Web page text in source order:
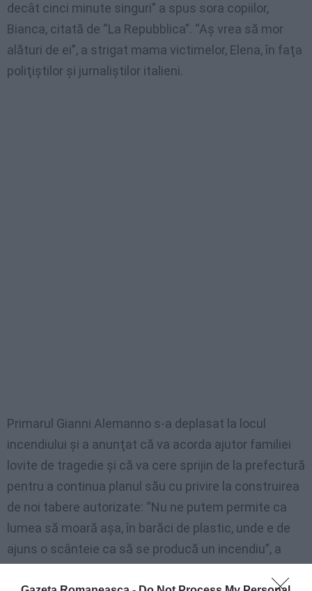
decât cinci minute singuri” a spus sora copiilor,
Bianca, citată de “La Repubblica”. “Aş vrea să mor
alături de ei”, a strigat mama victimelor, Elena, în faţa
poliţiştilor şi jurnaliştilor italieni.
Primarul Gianni Alemanno s-a deplasat la locul
incendiului şi a anunţat că va acorda ajutor familiei
lovite de tragedie şi că va cere sprijin de la prefectură
pentru a continua planul său cu privire la construirea
de noi tabere autorizate: “Nu ne putem permite ca
lumea să moară aşa, în barăci de plastic, unde e de
ajuns o scânteie ca să se producă un incendiu”, a